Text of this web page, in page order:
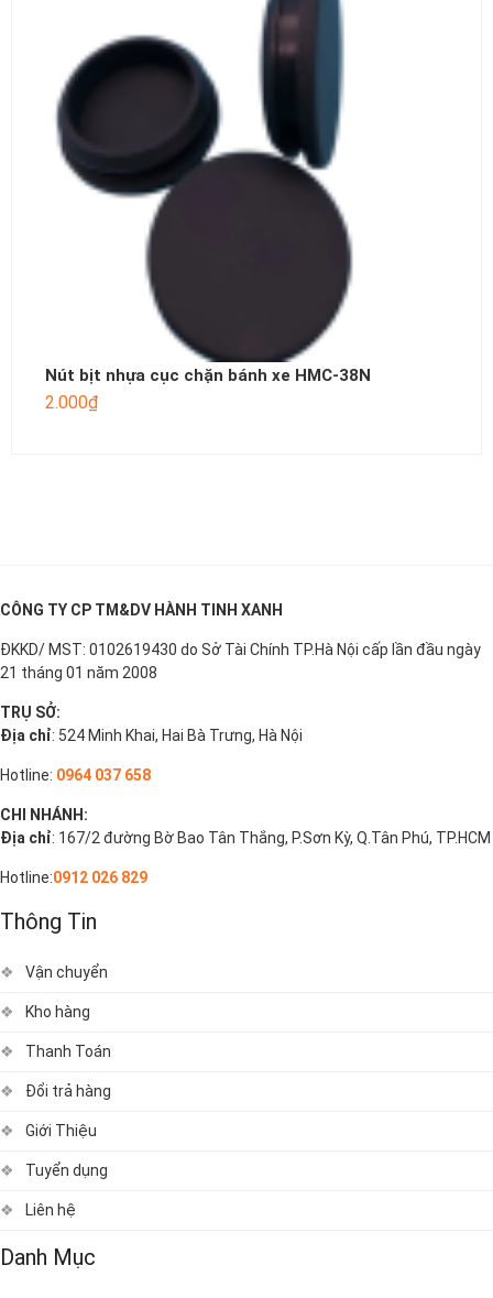
Nút bịt nhựa cục chặn bánh xe HMC-38N
2.000₫
CÔNG TY CP TM&DV HÀNH TINH XANH
ĐKKD/ MST: 0102619430 do Sở Tài Chính TP.Hà Nội cấp lần đầu ngày
21 tháng 01 năm 2008
TRỤ SỞ:
Địa chỉ: 524 Minh Khai, Hai Bà Trưng, Hà Nội
Hotline: 0964 037 658
CHI NHÁNH:
Địa chỉ: 167/2 đường Bờ Bao Tân Thắng, P.Sơn Kỳ, Q.Tân Phú, TP.HCM
Hotline:0912 026 829
Thông Tin
Vận chuyển
Kho hàng
Thanh Toán
Đổi trả hàng
Giới Thiệu
Tuyển dụng
Liên hệ
Danh Mục